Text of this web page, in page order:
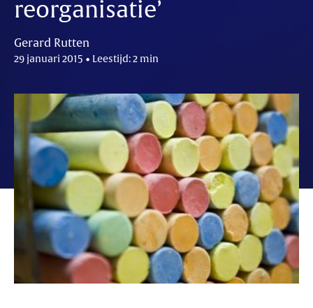
reorganisatie’
Gerard Rutten
29 januari 2015 • Leestijd: 2 min